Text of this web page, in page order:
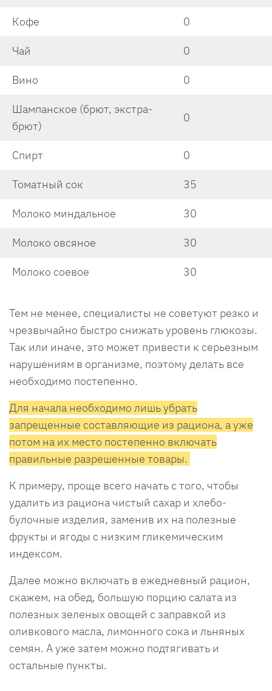
Кофе 0
Чай 0
Вино 0
Шампанское (брют, экстра-
брют)
0
Спирт 0
Томатный сок 35
Молоко миндальное 30
Молоко овсяное 30
Молоко соевое 30
Тем не менее, специалисты не советуют резко и
чрезвычайно быстро снижать уровень глюкозы.
Так или иначе, это может привести к серьезным
нарушениям в организме, поэтому делать все
необходимо постепенно.
Для начала необходимо лишь убрать
запрещенные составляющие из рациона, а уже
потом на их место постепенно включать
правильные разрешенные товары.
К примеру, проще всего начать с того, чтобы
удалить из рациона чистый сахар и хлебо-
булочные изделия, заменив их на полезные
фрукты и ягоды с низким гликемическим
индексом.
Далее можно включать в ежедневный рацион,
скажем, на обед, большую порцию салата из
полезных зеленых овощей с заправкой из
оливкового масла, лимонного сока и льняных
семян. А уже затем можно подтягивать и
остальные пункты.